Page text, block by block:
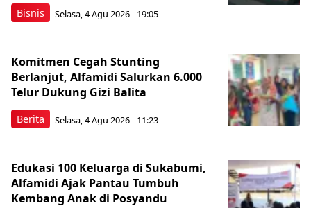
Bisnis Selasa, 4 Agu 2026 - 19:05
Berita
Komitmen Cegah Stunting
Berlanjut, Alfamidi Salurkan 6.000
Telur Dukung Gizi Balita
Selasa, 4 Agu 2026 - 11:23
Edukasi 100 Keluarga di Sukabumi,
Alfamidi Ajak Pantau Tumbuh
Kembang Anak di Posyandu